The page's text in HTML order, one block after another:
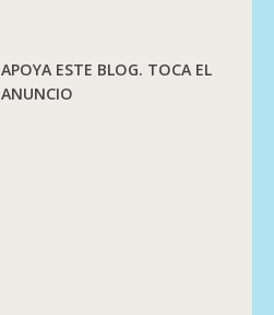
APOYA ESTE BLOG. TOCA EL
ANUNCIO